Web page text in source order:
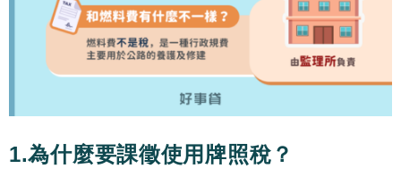
1.為什麼要課徵使用牌照稅？